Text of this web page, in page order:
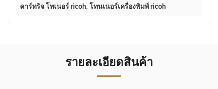
คาร์ทริจ โทเนอร์ ricoh, โทนเนอร์เครื่องพิมพ์ ricoh
รายละเอียดสินค้า